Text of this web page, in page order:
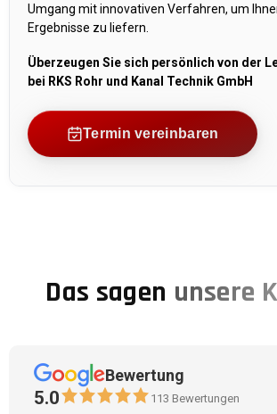
Umgang mit innovativen Verfahren, um
Ergebnisse zu liefern.
Überzeugen Sie sich persönlich von der
bei RKS Rohr und Kanal Technik GmbH
Termin vereinbaren
Das sagen unsere
Bewertung
5.0 113 Bewertungen